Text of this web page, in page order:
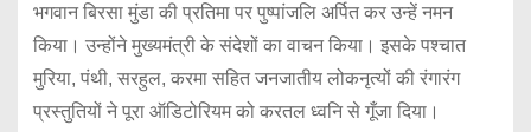
भगवान बिरसा मुंडा की प्रतिमा पर पुष्पांजलि अर्पित कर उन्हें नमन
किया। उन्होंने मुख्यमंत्री के संदेशों का वाचन किया। इसके पश्चात
मुरिया, पंथी, सरहुल, करमा सहित जनजातीय लोकनृत्यों की रंगारंग
प्रस्तुतियों ने पूरा ऑडिटोरियम को करतल ध्वनि से गूँजा दिया।